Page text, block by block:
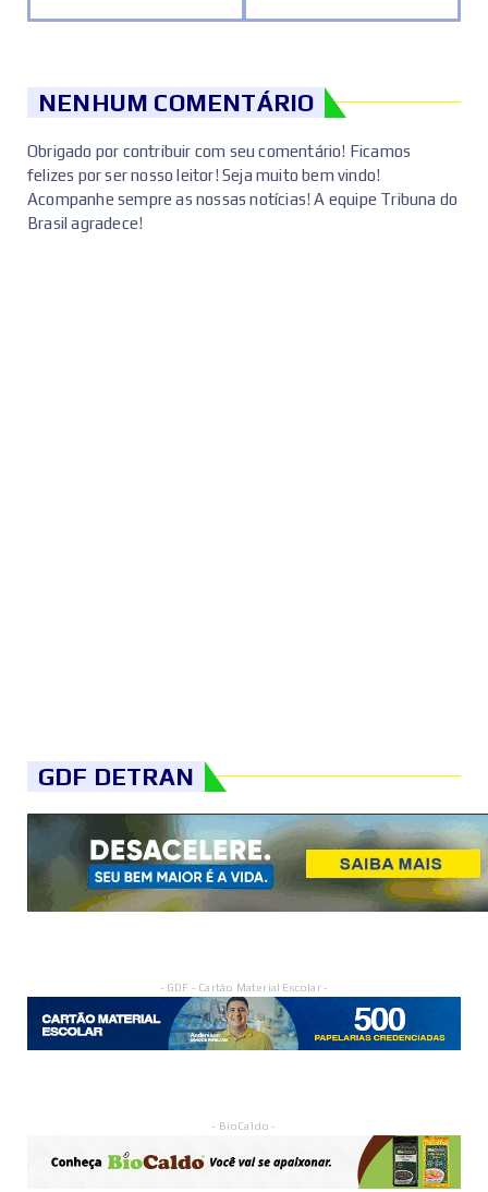
NENHUM COMENTÁRIO
Obrigado por contribuir com seu comentário! Ficamos
felizes por ser nosso leitor! Seja muito bem vindo!
Acompanhe sempre as nossas notícias! A equipe Tribuna do
Brasil agradece!
GDF DETRAN
- GDF - Cartão Material Escolar -
- BioCaldo -